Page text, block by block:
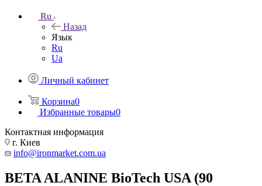
Ru
Назад
Язык
Ru
Ua
Личный кабинет
Корзина0
Избранные товары0
Контактная информация
г. Киев
info@ironmarket.com.ua
BETA ALANINE BioTech USA (90